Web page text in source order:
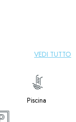
VEDI TUTTO
Piscina